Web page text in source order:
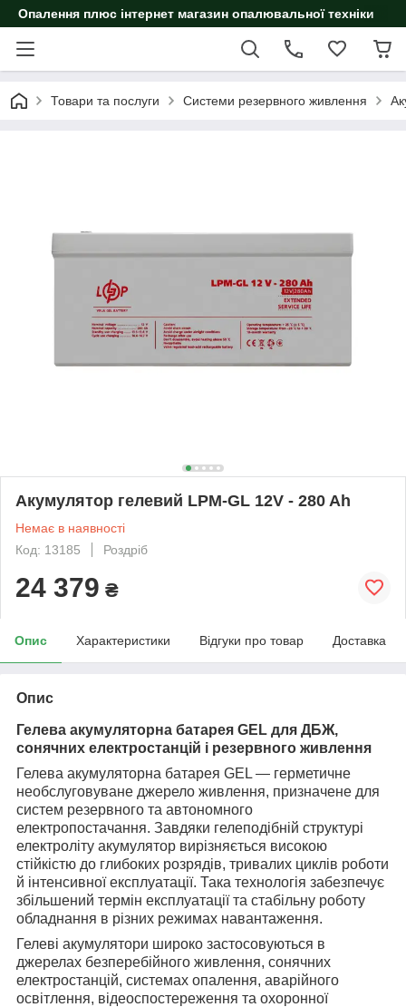
Опалення плюс інтернет магазин опалювальної техніки
Товари та послуги Системи резервного живлення
Акумулятор гелевий LPM-GL 12V - 280 Ah
Немає в наявності
Код: 13185
Роздріб
24 379 ₴
Опис Характеристики Відгуки про товар Доставка
Опис
Гелева акумуляторна батарея GEL для ДБЖ,
сонячних електростанцій і резервного живлення
Гелева акумуляторна батарея GEL — герметичне
необслуговуване джерело живлення, призначене для
систем резервного та автономного
електропостачання. Завдяки гелеподібній структурі
електроліту акумулятор вирізняється високою
стійкістю до глибоких розрядів, тривалих циклів роботи
й інтенсивної експлуатації. Така технологія забезпечує
збільшений термін експлуатації та стабільну роботу
обладнання в різних режимах навантаження.
Гелеві акумулятори широко застосовуються в
джерелах безперебійного живлення, сонячних
електростанцій, системах опалення, аварійного
освітлення, відеоспостереження та охоронної